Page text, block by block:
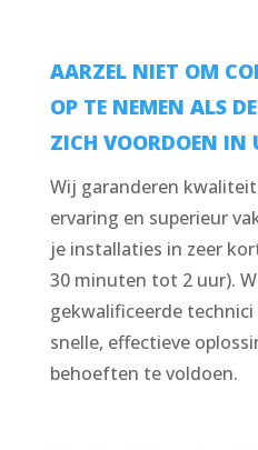
AARZEL NIET OM
OP TE NEMEN ALS
ZICH VOORDOEN IN
Wij garanderen
ervaring en superieur
je installaties in zeer
30 minuten tot 2 uur).
gekwalificeerde
snelle, effectieve
behoeften te voldoen.